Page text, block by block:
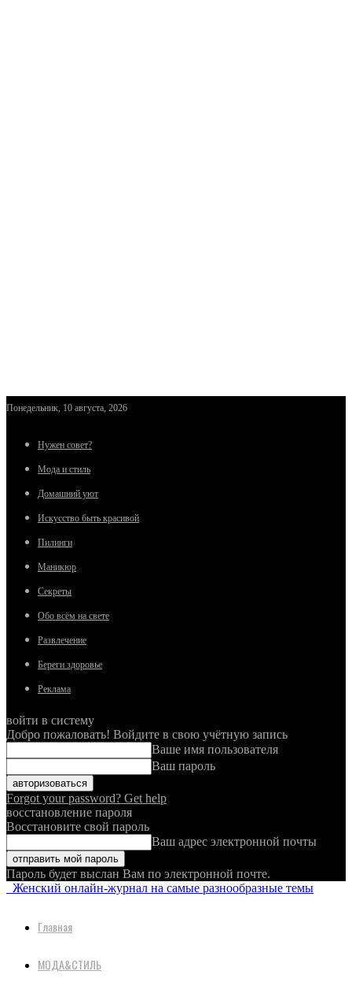
Понедельник, 10 августа, 2026
Нужен совет?
Мода и стиль
Домашний уют
Искусство быть красивой
Пилинги
Маникюр
Секреты
Обо всём на свете
Развлечение
Береги здоровье
Реклама
войти в систему
Добро пожаловать! Войдите в свою учётную запись
Ваше имя пользователя
Ваш пароль
Forgot your password? Get help
восстановление пароля
Восстановите свой пароль
Ваш адрес электронной почты
Пароль будет выслан Вам по электронной почте.
Женский онлайн-журнал на самые разнообразные темы
Главная
МОДА&СТИЛЬ